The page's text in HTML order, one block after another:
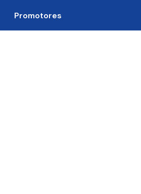
Promotores